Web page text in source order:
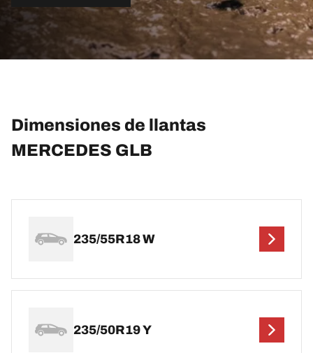
Dimensiones de llantas
MERCEDES GLB
235/55R18 W
235/50R19 Y